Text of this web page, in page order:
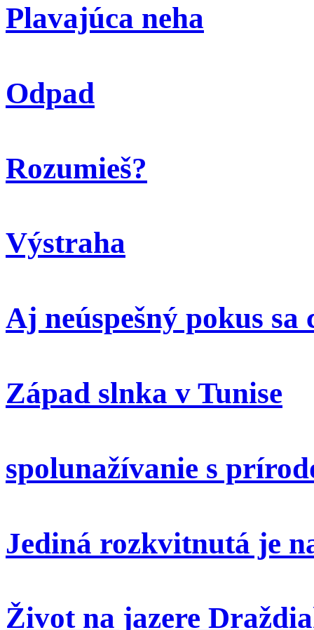
Plavajúca neha
Odpad
Rozumieš?
Výstraha
Aj neúspešný pokus sa
Západ slnka v Tunise
spolunažívanie s
Jediná rozkvitnutá je
Život na jazere